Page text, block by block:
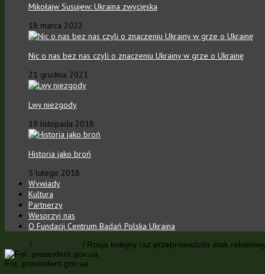
Mikołajw Susujew: Ukraina zwycięska
18 marca 2022
Nic o nas bez nas czyli o znaczeniu Ukrainy w grze o Ukrainę
21 grudnia 2021
Lwy niezgody
19 listopada 2018
Historia jako broń
5 lutego 2018
Wywiady
Kultura
Partnerzy
Wesprzyj nas
O Fundacji Centrum Badań Polska Ukraina
/ / Rosja kolejny raz przeprowadziła atak
Fot. preseident.gov.ua